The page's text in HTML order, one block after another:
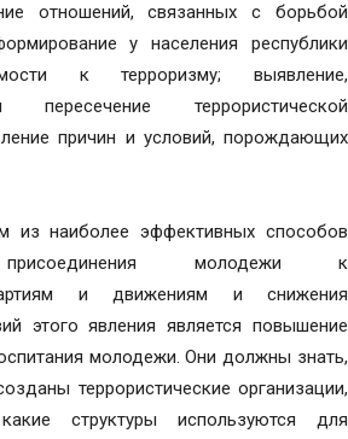
отношений, связанных с борьбой
у населения республики
к терроризму; выявление,
террористической
причин и условий, порождающих
из наиболее эффективных способов
присоединения молодежи к
и движениям и снижения
этого явления является повышение
молодежи. Они должны знать,
террористические организации,
структуры используются для